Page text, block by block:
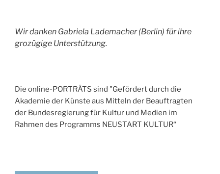
Wir danken Gabriela Lademacher (Berlin) für ihre
grozügige Unterstützung.
Die online-PORTRÄTS sind "Gefördert durch die
Akademie der Künste aus Mitteln der Beauftragten
der Bundesregierung für Kultur und Medien im
Rahmen des Programms NEUSTART KULTUR“